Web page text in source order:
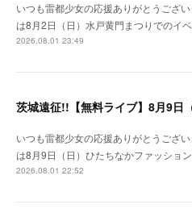
いつも雷都少女の応援ありがとうござ
は8月2日（日）水戸黄門まつりでのイ
2026.08.01 23:49
いつも雷都少女の応援ありがとうござ
は8月9日（日）ひたちなかファッショ
2026.08.01 22:52